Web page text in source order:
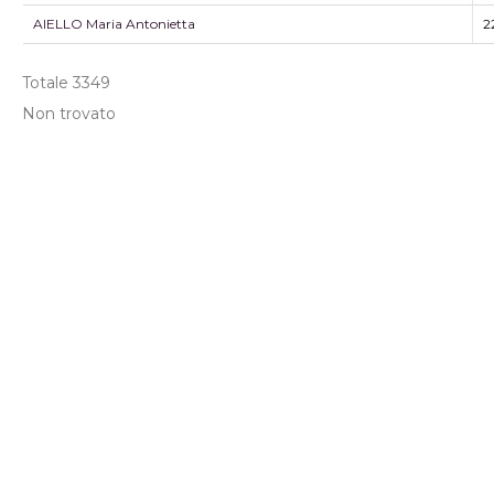
AIELLO Maria Antonietta
Totale 3349
Non trovato